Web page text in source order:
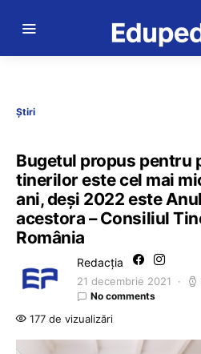
Știri
Bugetul propus pentru
tinerilor este cel mai
ani, deși 2022 este
acestora – Consiliul
România
Redacția
21 decembrie 2021
No comments
177 de vizualizări